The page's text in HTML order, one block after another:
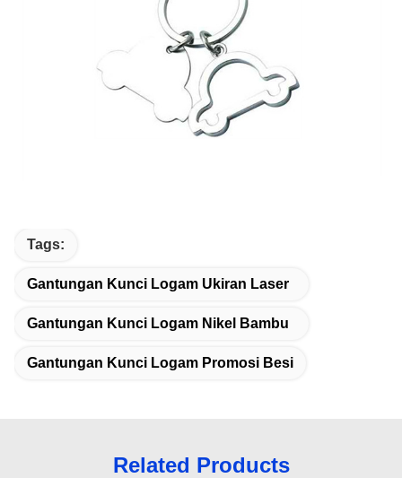
Tags:
Gantungan Kunci Logam Ukiran Laser
Gantungan Kunci Logam Nikel Bambu
Gantungan Kunci Logam Promosi Besi
Related Products